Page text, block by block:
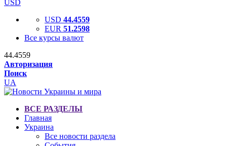
USD
USD 44.4559
EUR 51.2598
Все курсы валют
44.4559
Авторизация
Поиск
UA
ВСЕ РАЗДЕЛЫ
Главная
Украина
Все новости раздела